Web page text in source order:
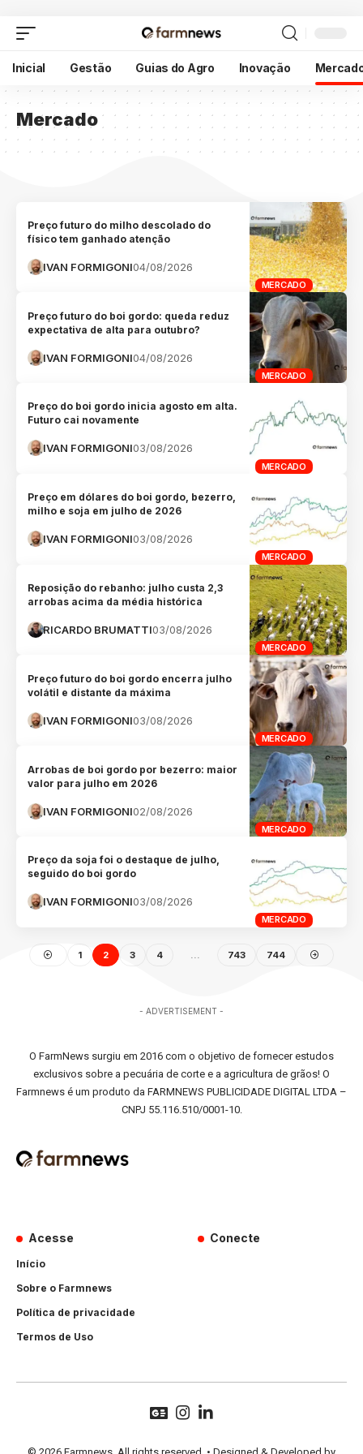
Inicial Gestão Guias do Agro Inovação
Mercado
MERCADO
Preço futuro do milho descolado do
físico tem ganhado atenção
IVAN FORMIGONI04/08/2026
MERCADO
Preço futuro do boi gordo: queda reduz
expectativa de alta para outubro?
IVAN FORMIGONI04/08/2026
MERCADO
Preço do boi gordo inicia agosto em alta.
Futuro cai novamente
IVAN FORMIGONI03/08/2026
MERCADO
Preço em dólares do boi gordo, bezerro,
milho e soja em julho de 2026
IVAN FORMIGONI03/08/2026
MERCADO
Reposição do rebanho: julho custa 2,3
arrobas acima da média histórica
RICARDO BRUMATTI03/08/2026
MERCADO
Preço futuro do boi gordo encerra julho
volátil e distante da máxima
IVAN FORMIGONI03/08/2026
MERCADO
Arrobas de boi gordo por bezerro: maior
valor para julho em 2026
IVAN FORMIGONI02/08/2026
MERCADO
Preço da soja foi o destaque de julho,
seguido do boi gordo
IVAN FORMIGONI03/08/2026
1 2 3 4 … 743 744
- ADVERTISEMENT -
O FarmNews surgiu em 2016 com o objetivo de fornecer estudos
exclusivos sobre a pecuária de corte e a agricultura de grãos! O
Farmnews é um produto da FARMNEWS PUBLICIDADE DIGITAL LTDA –
CNPJ 55.116.510/0001-10.
Acesse
Início
Sobre o Farmnews
Política de privacidade
Termos de Uso
Conecte